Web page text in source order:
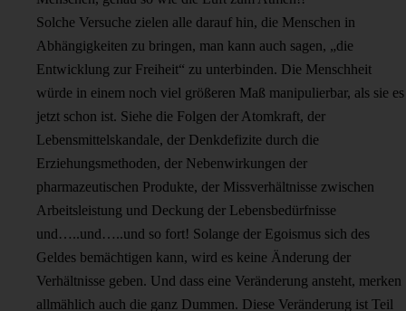
Solche Versuche zielen alle darauf hin, die Menschen in
Abhängigkeiten zu bringen, man kann auch sagen, „die
Entwicklung zur Freiheit“ zu unterbinden. Die Menschheit
würde in einem noch viel größeren Maß manipulierbar, als sie es
jetzt schon ist. Siehe die Folgen der Atomkraft, der
Lebensmittelskandale, der Denkdefizite durch die
Erziehungsmethoden, der Nebenwirkungen der
pharmazeutischen Produkte, der Missverhältnisse zwischen
Arbeitsleistung und Deckung der Lebensbedürfnisse
und…..und…..und so fort! Solange der Egoismus sich des
Geldes bemächtigen kann, wird es keine Änderung der
Verhältnisse geben. Und dass eine Veränderung ansteht, merken
allmählich auch die ganz Dummen. Diese Veränderung ist Teil